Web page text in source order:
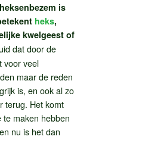
is
heks,
kwelgeest of
dat door de
voor veel
maar de reden
is, en ook al zo
terug. Het komt
te maken hebben
nu is het dan